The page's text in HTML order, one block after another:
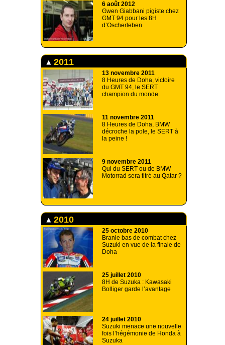
6 août 2012
Gwen Giabbani pigiste chez
GMT 94 pour les 8H
d’Oscherleben
2011
13 novembre 2011
8 Heures de Doha, victoire
du GMT 94, le SERT
champion du monde.
11 novembre 2011
8 Heures de Doha, BMW
décroche la pole, le SERT à
la peine !
9 novembre 2011
Qui du SERT ou de BMW
Motorrad sera titré au Qatar ?
2010
25 octobre 2010
Branle bas de combat chez
Suzuki en vue de la finale de
Doha
25 juillet 2010
8H de Suzuka : Kawasaki
Bolliger garde l’avantage
24 juillet 2010
Suzuki menace une nouvelle
fois l’hégémonie de Honda à
Suzuka